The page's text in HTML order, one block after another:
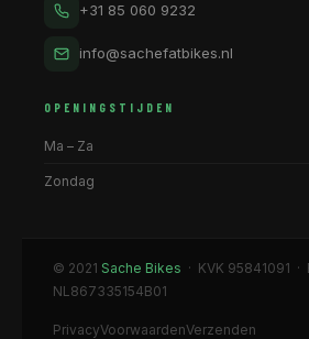
+31 85 060 9232
info@sachefatbikes.nl
OPENINGSTIJDEN
Ma – Za
Zondag
© 2021 Sache Bikes · KVK 95841091 ·
NL867335154B01
PrivacyVoorwaardenVerzenden